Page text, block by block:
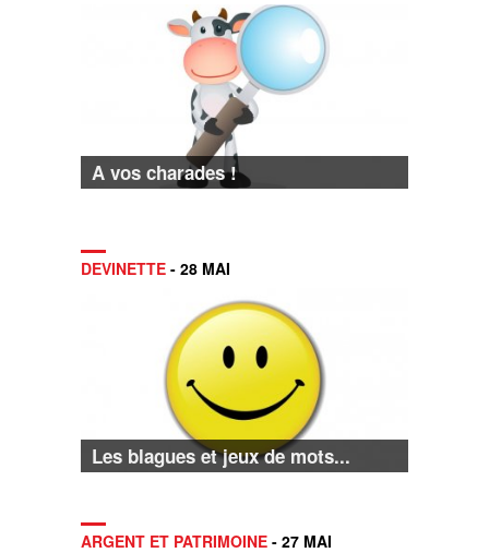
A vos charades !
DEVINETTE - 28 MAI
Les blagues et jeux de mots...
ARGENT ET PATRIMOINE - 27 MAI